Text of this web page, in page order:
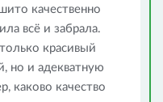
качественно
всё и забрала.
красивый
но и адекватную
каково качество